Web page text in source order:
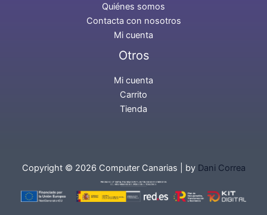
Quiénes somos
Contacta con nosotros
Mi cuenta
Otros
Mi cuenta
Carrito
Tienda
Copyright © 2026 Computer Canarias | by Dani Correa